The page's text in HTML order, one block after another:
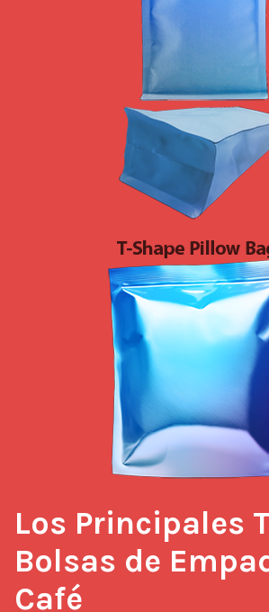
Los Principales
Bolsas de
Café